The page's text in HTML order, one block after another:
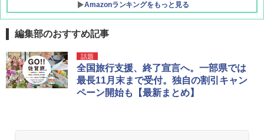
Amazonランキングをもっと見る
DEWEL パラソル 大型 ビーチ アウトドアパ
ラソル ガーデン サイトシート付 折りたたみ
防水 UVカット 4段階高さ調整 軽量 収納袋付
き
編集部のおすすめ記事
話題
全国旅行支援、終了宣言へ。一部県では
最長11月末まで受付。独自の割引キャン
ペーン開始も【最新まとめ】